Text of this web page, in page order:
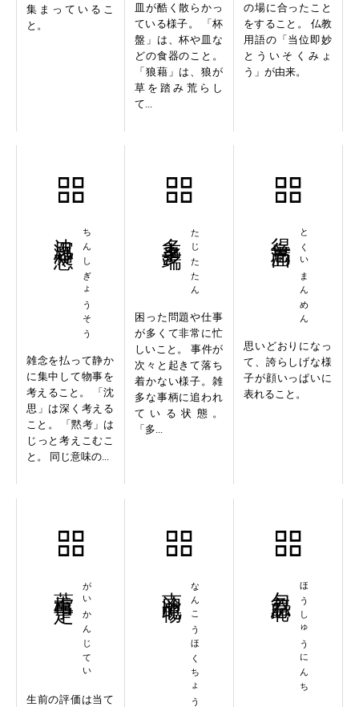
集まっているこ
と。
皿が酷く散らかっ
ている様子。 「杯
盤」は、杯や皿な
どの食器のこと。
「狼藉」は、狼が
草を踏み荒らし
て...
の場に合ったこと
をすること。 仏教
用語の「当位即妙
とういそくみょ
う」が由来。
ちんしぎょうそう
雑念を払って静か
に集中して物事を
考えること。 「沈
思」は深く考える
こと。 「黙考」は
じっと考えこむこ
と。 同じ意味の...
たじたたん
困った問題や仕事
が多くて非常に忙
しいこと。 事件が
次々と起きて落ち
着かない様子。雑
多な事柄に追われ
ている状態。
「多...
とくいまんめん
思いどおりになっ
て、誇らしげな様
子が顔いっぱいに
表れること。
がいかんじてい
生前の評価は当て
なんこうほくちょう ほうしゅうにんち